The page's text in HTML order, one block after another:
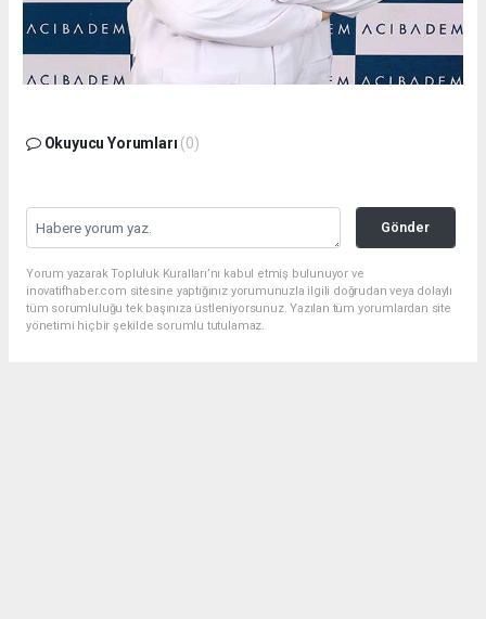
Okuyucu Yorumları (0)
Gönder
Yorum yazarak Topluluk Kuralları’nı kabul etmiş bulunuyor ve
inovatifhaber.com sitesine yaptığınız yorumunuzla ilgili doğrudan veya dolaylı
tüm sorumluluğu tek başınıza üstleniyorsunuz. Yazılan tüm yorumlardan site
yönetimi hiçbir şekilde sorumlu tutulamaz.